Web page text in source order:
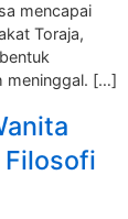
mencapai
Toraja,
meninggal. […]
Filosofi